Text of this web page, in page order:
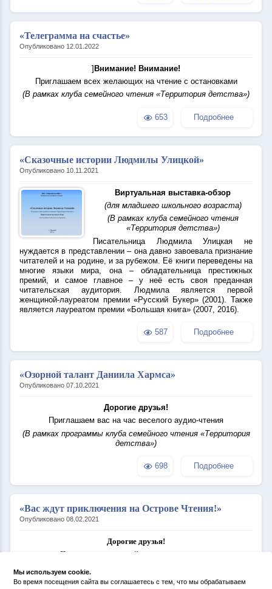
«Телеграмма на счастье»
Опубликовано 12.01.2022
]Внимание! Внимание!
Приглашаем всех желающих на чтение с остановками
(В рамках клуба семейного чтения «Территория детства»)
653 Подробнее
«Сказочные истории Людмилы Улицкой»
Опубликовано 10.11.2021
Виртуальная выставка-обзор
(для младшего школьного возраста)
(В рамках клуба семейного чтения
«Территория детства»)
Писательница Людмила Улицкая не
нуждается в представлении – она давно завоевала признание
читателей и на родине, и за рубежом. Её книги переведены на
многие языки мира, она – обладательница престижных
премий, и самое главное – у неё есть своя преданная
читательская аудитория. Людмила является первой
женщиной-лауреатом премии «Русский Букер» (2001). Также
является лауреатом премии «Большая книга» (2007, 2016).
587 Подробнее
«Озорной талант Даниила Хармса»
Опубликовано 07.10.2021
Дорогие друзья!
Приглашаем вас на час веселого аудио-чтения
(В рамках программы клуба семейного чтения «Территория
детства»)
698 Подробнее
«Вас ждут приключения на Острове Чтения!»
Опубликовано 08.02.2021
Дорогие друзья!
Приглашаем читателей младшего
«Вас ждут приключения на Острове Чтения!»
Мы используем cookie.
Во время посещения сайта вы соглашаетесь с тем, что мы обрабатываем